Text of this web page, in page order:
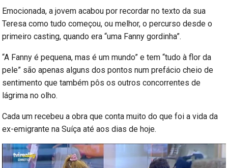
Emocionada, a jovem acabou por recordar no texto da sua
Teresa como tudo começou, ou melhor, o percurso desde o
primeiro casting, quando era “uma Fanny gordinha”.
“A Fanny é pequena, mas é um mundo” e tem “tudo à flor da
pele” são apenas alguns dos pontos num prefácio cheio de
sentimento que também pôs os outros concorrentes de
lágrima no olho.
Cada um recebeu a obra que conta muito do que foi a vida da
ex-emigrante na Suíça até aos dias de hoje.